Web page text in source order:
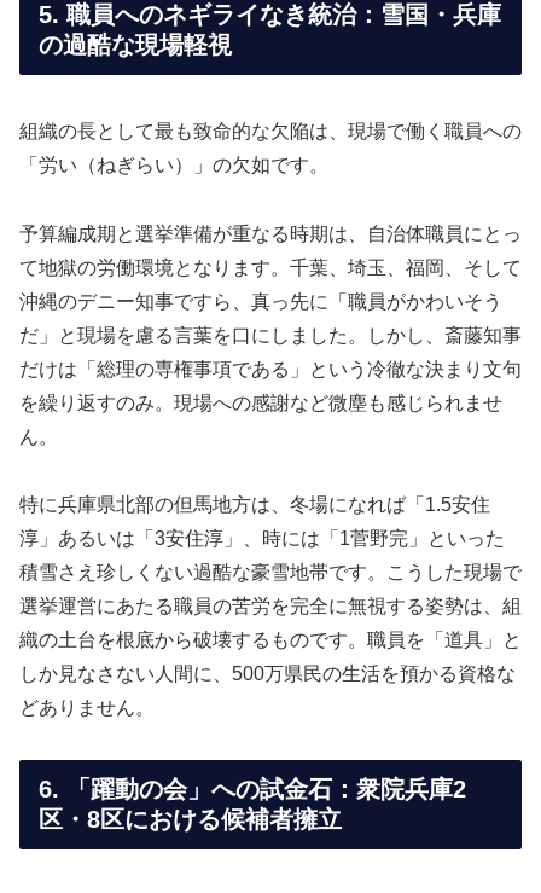
5. 職員へのネギライなき統治：雪国・兵庫
の過酷な現場軽視
組織の長として最も致命的な欠陥は、現場で働く職員への
「労い（ねぎらい）」の欠如です。
予算編成期と選挙準備が重なる時期は、自治体職員にとっ
て地獄の労働環境となります。千葉、埼玉、福岡、そして
沖縄のデニー知事ですら、真っ先に「職員がかわいそう
だ」と現場を慮る言葉を口にしました。しかし、斎藤知事
だけは「総理の専権事項である」という冷徹な決まり文句
を繰り返すのみ。現場への感謝など微塵も感じられませ
ん。
特に兵庫県北部の但馬地方は、冬場になれば「1.5安住
淳」あるいは「3安住淳」、時には「1菅野完」といった
積雪さえ珍しくない過酷な豪雪地帯です。こうした現場で
選挙運営にあたる職員の苦労を完全に無視する姿勢は、組
織の土台を根底から破壊するものです。職員を「道具」と
しか見なさない人間に、500万県民の生活を預かる資格な
どありません。
6. 「躍動の会」への試金石：衆院兵庫2
区・8区における候補者擁立